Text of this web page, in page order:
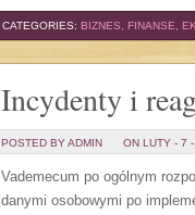
CATEGORIES: BIZNES, FINANSE,
Incydenty i
POSTED BY ADMIN ON LUTY - 7
Vademecum po ogólnym
danymi osobowymi po